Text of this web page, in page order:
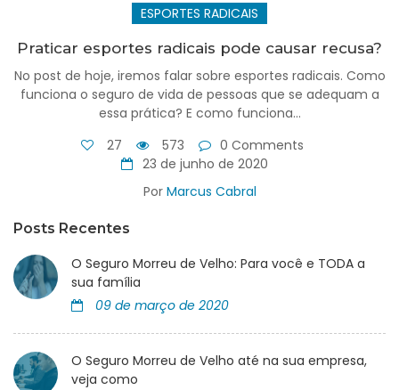
ESPORTES RADICAIS
Praticar esportes radicais pode causar recusa?
No post de hoje, iremos falar sobre esportes radicais. Como
funciona o seguro de vida de pessoas que se adequam a
essa prática? E como funciona...
27
573
0 Comments
23 de junho de 2020
Por Marcus Cabral
Posts Recentes
O Seguro Morreu de Velho: Para você e TODA a
sua família
09 de março de 2020
O Seguro Morreu de Velho até na sua empresa,
veja como